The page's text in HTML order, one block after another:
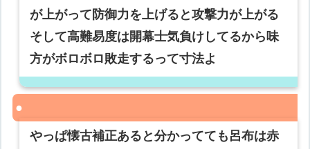
が上がって防御力を上げると攻撃力が上がる
そして高難易度は開幕士気負けしてるから味
方がボロボロ敗走するって寸法よ
やっぱ懐古補正あると分かってても呂布は赤